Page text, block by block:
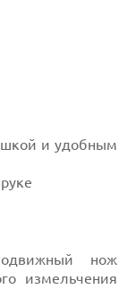
и удобным
нож
измельчения